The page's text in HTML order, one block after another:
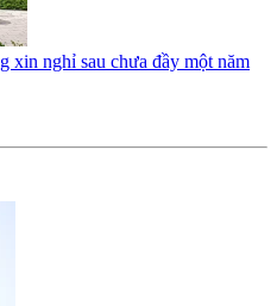
xin nghỉ sau chưa đầy một năm